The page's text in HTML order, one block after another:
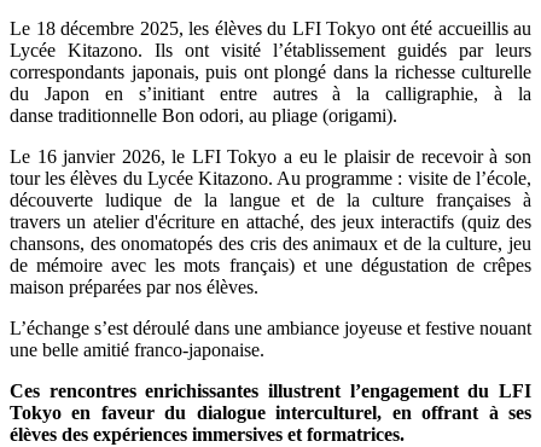
Le 18 décembre 2025, les élèves du LFI Tokyo ont été accueillis au
Lycée Kitazono. Ils ont visité l’établissement guidés par leurs
correspondants japonais, puis ont plongé dans la richesse culturelle
du Japon en s’initiant entre autres à la calligraphie, à la
danse traditionnelle Bon odori, au pliage (origami).
Le 16 janvier 2026, le LFI Tokyo a eu le plaisir de recevoir à son
tour les élèves du Lycée Kitazono. Au programme : visite de l’école,
découverte ludique de la langue et de la culture françaises à
travers un atelier d'écriture en attaché, des jeux interactifs (quiz des
chansons, des onomatopés des cris des animaux et de la culture, jeu
de mémoire avec les mots français) et une dégustation de crêpes
maison préparées par nos élèves.
L’échange s’est déroulé dans une ambiance joyeuse et festive nouant
une belle amitié franco-japonaise.
Ces rencontres enrichissantes illustrent l’engagement du LFI
Tokyo en faveur du dialogue interculturel, en offrant à ses
élèves des expériences immersives et formatrices.